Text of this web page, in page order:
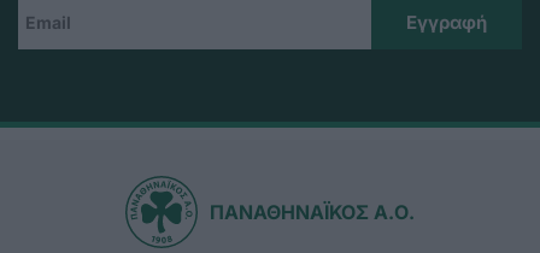
ΠΑΝΑΘΗΝΑΪΚΟΣ Α.Ο.